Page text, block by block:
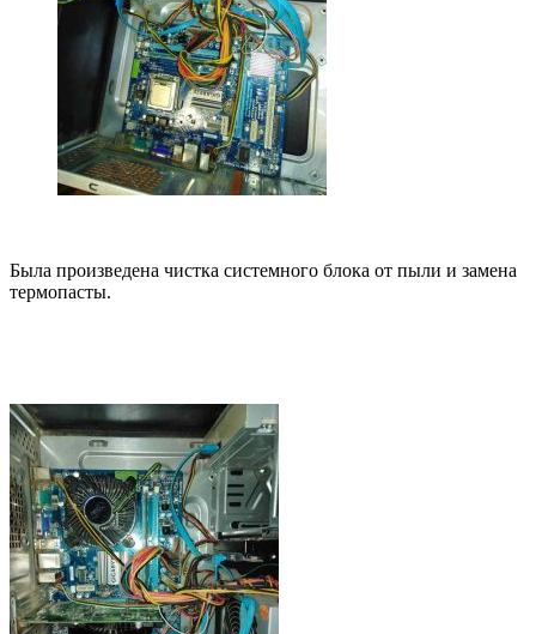
Была произведена чистка системного блока от пыли и замена
термопасты.